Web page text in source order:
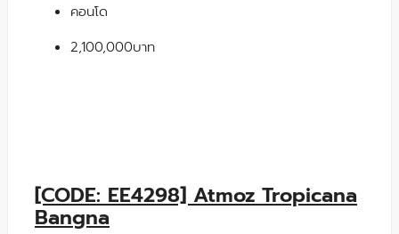
คอนโด
2,100,000บาท
[CODE: EE4298] Atmoz Tropicana
Bangna